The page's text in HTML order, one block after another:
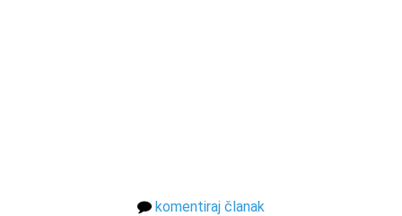
komentiraj članak